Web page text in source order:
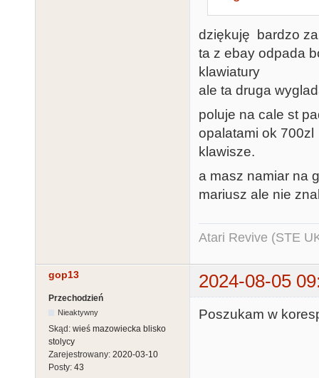
dziękuję bardzo
ta z ebay odpada
klawiatury
ale ta druga
poluje na cale st
opalatami ok
klawisze.
a masz namiar na
mariusz ale nie
Atari Revive (STE
gop13 2024-08-05
Przechodzień
Nieaktywny
Skąd: wieś mazowiecka blisko
stolycy
Zarejestrowany: 2020-03-10
Posty: 43
Poszukam w